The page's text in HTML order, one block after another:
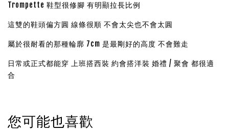
Trompette 鞋型很修腳 有明顯拉長比例
這雙的鞋頭偏方圓 線條很順 不會太尖也不會太圓
屬於很耐看的那種輪廓 7cm 是最剛好的高度 不會難走
日常或正式都能穿
上班搭西裝 約會搭洋裝 婚禮 / 聚會 都很適
合
您可能也喜歡